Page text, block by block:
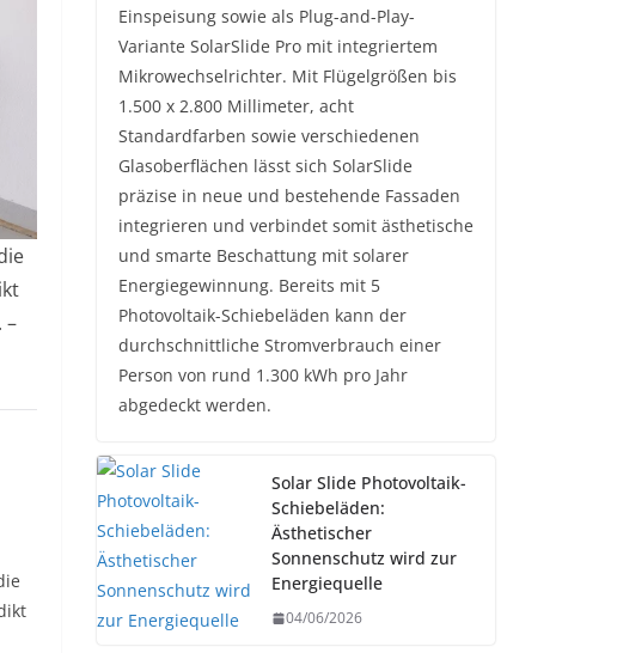
–
Einspeisung sowie als Plug-and-Play-
Variante SolarSlide Pro mit integriertem
Mikrowechselrichter. Mit Flügelgrößen bis
1.500 x 2.800 Millimeter, acht
Standardfarben sowie verschiedenen
Glasoberflächen lässt sich SolarSlide
präzise in neue und bestehende Fassaden
integrieren und verbindet somit ästhetische
und smarte Beschattung mit solarer
Energiegewinnung. Bereits mit 5
Photovoltaik-Schiebeläden kann der
durchschnittliche Stromverbrauch einer
Person von rund 1.300 kWh pro Jahr
abgedeckt werden.
Solar Slide Photovoltaik-
Schiebeläden:
Ästhetischer
Sonnenschutz wird zur
Energiequelle
04/06/2026